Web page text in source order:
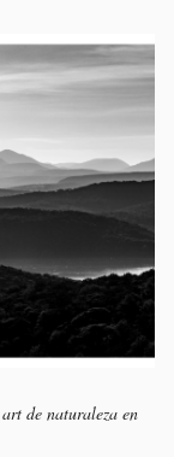
de naturaleza en